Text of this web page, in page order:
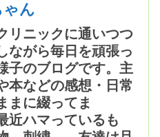
ゃん
リニックに通いつつ
ながら毎日を頑張っ
子のブログです。主
本などの感想・日常
まに綴ってま
ハマっているも